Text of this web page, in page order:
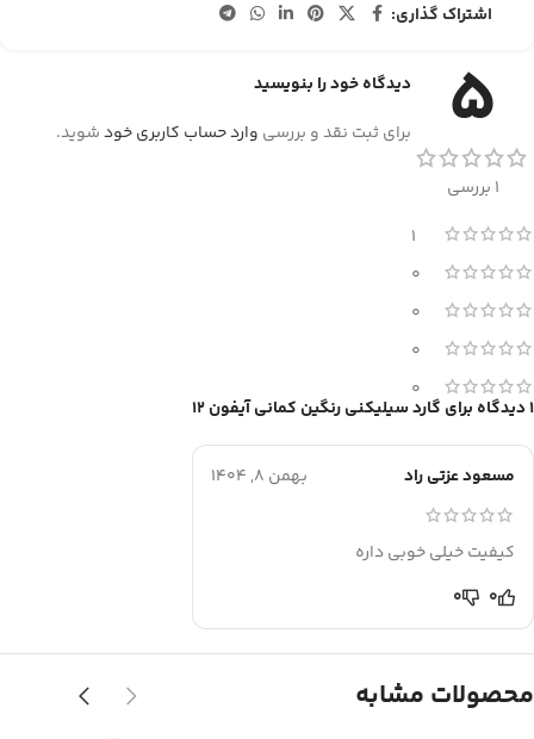
اشتراک گذاری:
5
1 بررسی
1
0
0
0
0
1 دیدگاه برای گارد سیلیکنی رنگین کمانی آیفون 12
مسعود عزتی راد بهمن 8, 1404
کیفیت خیلی خوبی داره
0
0
دیدگاه خود را بنویسید
برای ثبت نقد و بررسی وارد حساب کاربری خودشوید.
محصولات مشابه